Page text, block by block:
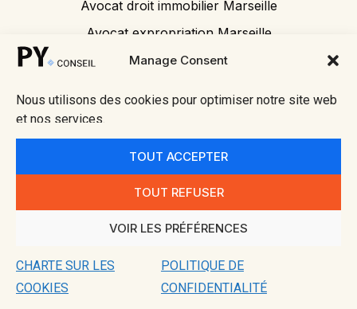
Manage Consent
Nous utilisons des cookies pour optimiser notre site web
et nos services.
TOUT ACCEPTER
TOUT REFUSER
VOIR LES PRÉFÉRENCES
CHARTE SUR LES
COOKIES
POLITIQUE DE
CONFIDENTIALITÉ
Avocat droit immobilier Marseille
Avocat expropriation Marseille
Avocat tribunal administratif
© 2026 Py
Conseil
légales
• Politique
confidential
ité
des
cookies
par